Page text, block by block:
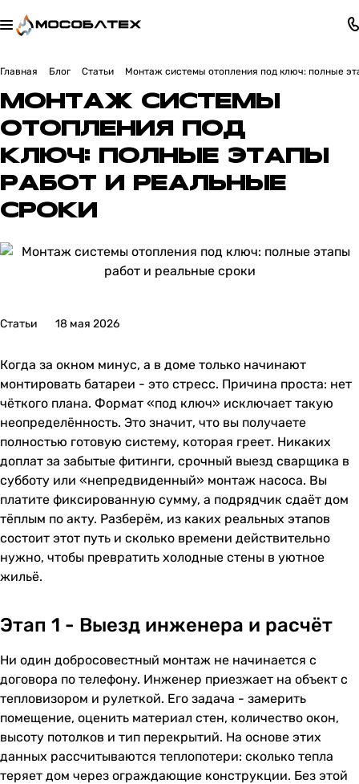
Главная Блог Статьи Монтаж системы отопления под ключ: полные
МОНТАЖ СИСТЕМЫ
ОТОПЛЕНИЯ ПОД
КЛЮЧ: ПОЛНЫЕ ЭТАПЫ
РАБОТ И РЕАЛЬНЫЕ
СРОКИ
Статьи 18 мая 2026
Когда за окном минус, а в доме только начинают
монтировать батареи - это стресс. Причина проста: нет
чёткого плана. Формат «под ключ» исключает такую
неопределённость. Это значит, что вы получаете
полностью готовую систему, которая греет. Никаких
доплат за забытые фитинги, срочный выезд сварщика в
субботу или «непредвиденный» монтаж насоса. Вы
платите фиксированную сумму, а подрядчик сдаёт дом
тёплым по акту. Разберём, из каких реальных этапов
состоит этот путь и сколько времени действительно
нужно, чтобы превратить холодные стены в уютное
жильё.
Этап 1 - Выезд инженера и расчёт
Ни один добросовестный монтаж не начинается с
договора по телефону. Инженер приезжает на объект с
тепловизором и рулеткой. Его задача - замерить
помещение, оценить материал стен, количество окон,
высоту потолков и тип перекрытий. На основе этих
данных рассчитываются теплопотери: сколько тепла
теряет дом через ограждающие конструкции. Без этой